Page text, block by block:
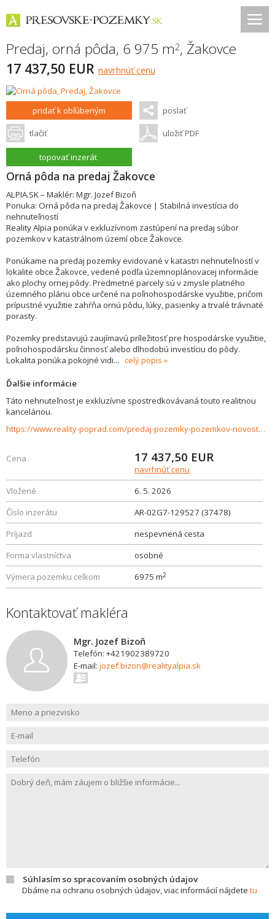
Predaj, orná pôda, 6 975 m2, Žakovce
17 437,50 EUR navrhnúť cenu
pridať k obľúbeným poslať
tlačiť uložiť PDF
topovať inzerát
Orná pôda na predaj Žakovce
ALPIA.SK – Maklér: Mgr. Jozef Bizoň
Ponuka: Orná pôda na predaj Žakovce | Stabilná investícia do
nehnuteľností
Reality Alpia ponúka v exkluzívnom zastúpení na predaj súbor
pozemkov v katastrálnom území obce Žakovce.
Ponúkame na predaj pozemky evidované v katastri nehnuteľností v
lokalite obce Žakovce, vedené podľa územnoplánovacej informácie
ako plochy ornej pôdy. Predmetné parcely sú v zmysle platného
územného plánu obce určené na poľnohospodárske využitie, pričom
prípustné využitie zahŕňa ornú pôdu, lúky, pasienky a trvalé trávnaté
porasty.
Pozemky predstavujú zaujímavú príležitosť pre hospodárske využitie,
poľnohospodársku činnosť alebo dlhodobú investíciu do pôdy.
Lokalita ponúka pokojné vidi... celý popis
Ďalšie informácie
Táto nehnuteľnost je exkluzívne spostredkovávaná touto realitnou
kanceláriou.
https://www.reality-poprad.com/predaj-pozemky-pozemkov-novostavby/Orna-poda-na-predaj-Zakovce-37478/?utm_source=areality&utm_medium=xml&utm_term=37478&utm_content=chalupa&utm_campaign=portaly
Cena 17 437,50 EUR
navrhnúť cenu
Vložené
6. 5. 2026
Číslo inzerátu
AR-02G7-129527 (37478)
Príjazd
nespevnená cesta
Forma vlastníctva
osobné
Výmera pozemku celkom
6975 m2
Kontaktovať makléra
Mgr. Jozef Bizoň
Telefón: +421902389720
E-mail: jozef.bizon@realityalpia.sk
Súhlasím so spracovaním osobných údajov
Dbáme na ochranu osobných údajov, viac informácií nájdete tu